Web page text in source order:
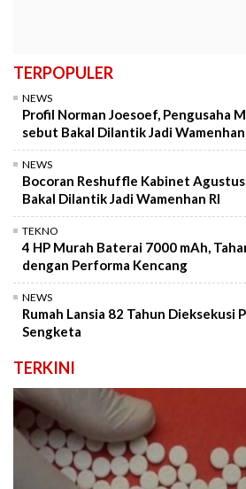
TERPOPULER
NEWS
Profil Norman Joesoef, Pengusaha
sebut Bakal Dilantik Jadi Wamenhan
NEWS
Bocoran Reshuffle Kabinet
Bakal Dilantik Jadi Wamenhan RI
TEKNO
4 HP Murah Baterai 7000 mAh,
dengan Performa Kencang
NEWS
Rumah Lansia 82 Tahun Dieksekusi
Sengketa
TERKINI